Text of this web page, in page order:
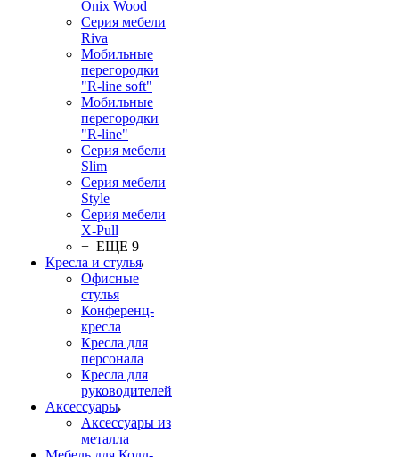
Onix Wood
Серия мебели
Riva
Мобильные
перегородки
"R-line soft"
Мобильные
перегородки
"R-line"
Серия мебели
Slim
Серия мебели
Style
Серия мебели
X-Pull
+ ЕЩЕ 9
Кресла и стулья
Офисные
стулья
Конференц-
кресла
Кресла для
персонала
Кресла для
руководителей
Аксессуары
Аксессуары из
металла